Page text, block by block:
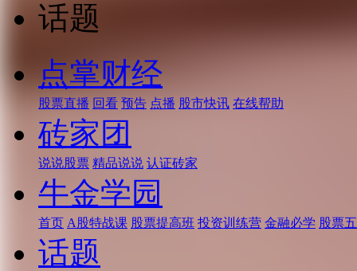
话题
点掌财经
股票直播 回看 预告 点播 股市快讯 在线帮助
砖家团
说说股票 精品说说 认证砖家
牛金学园
首页 A股特战课 股票提高班 投资训练营 金融必学 股票
话题